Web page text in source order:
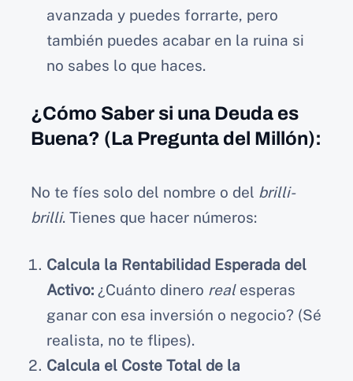
avanzada y puedes forrarte, pero
también puedes acabar en la ruina si
no sabes lo que haces.
¿Cómo Saber si una Deuda es
Buena? (La Pregunta del Millón):
No te fíes solo del nombre o del brilli-
brilli. Tienes que hacer números:
Calcula la Rentabilidad Esperada del
Activo: ¿Cuánto dinero realesperas
ganar con esa inversión o negocio? (Sé
realista, no te flipes).
Calcula el Coste Total de la